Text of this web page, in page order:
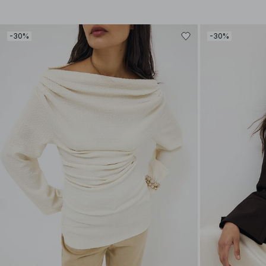
-30% -30%